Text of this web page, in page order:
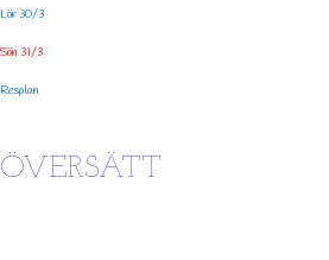
Lör 30/3
Sön 31/3
Resplan
ÖVERSÄTT